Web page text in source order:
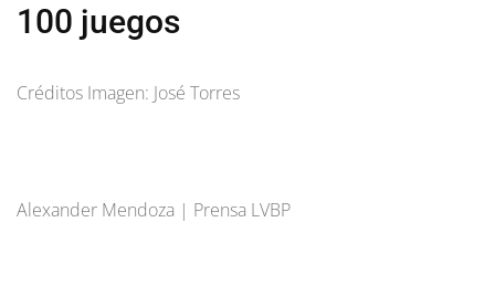
100 juegos
Créditos Imagen: José Torres
Alexander Mendoza | Prensa LVBP